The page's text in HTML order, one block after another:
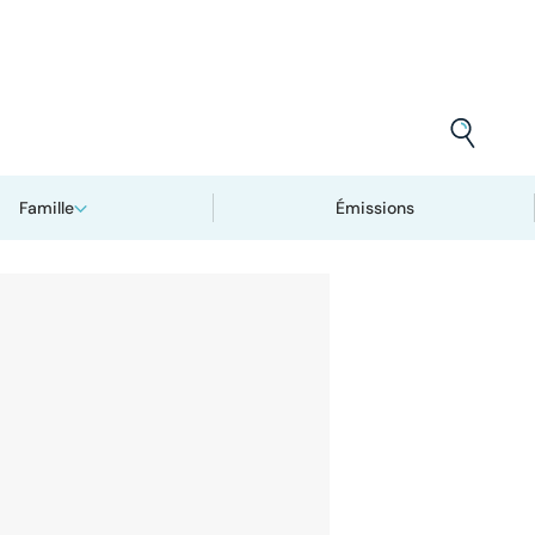
Famille Émissions